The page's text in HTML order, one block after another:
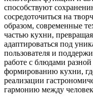
способствуют
сосредоточиться на
образом, современные
частью кухни,
адаптироваться под
пользователя и
работе с блюдами
формированию кухни,
реализации
гармонию между